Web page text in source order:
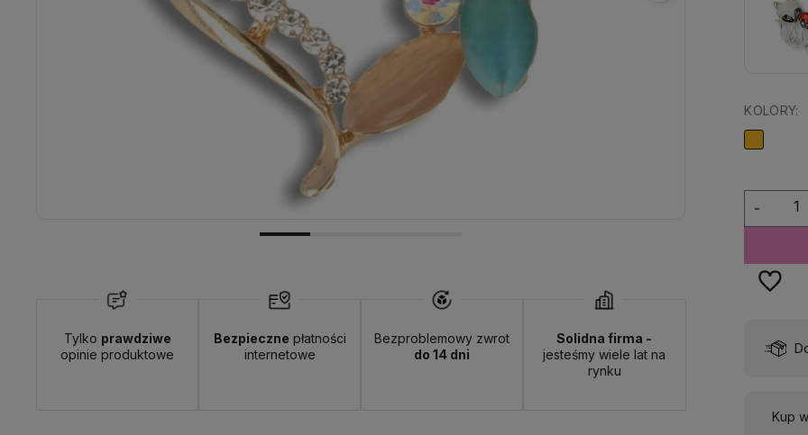
Tylko prawdziwe
opinie produktowe
Bezpieczne płatności
internetowe
Bezproblemowy zwrot
do 14 dni
Solidna firma -
jesteśmy wiele lat na
rynku
KOLORY:
-
Wyślemy do Ciebie w: 24 godziny Dostawa: od 13,00 zł - ORLEN Paczka - (punkty odbioru)
Kup